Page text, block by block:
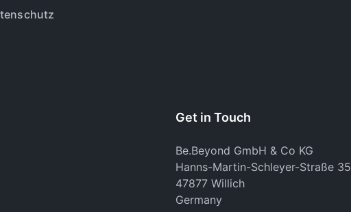
Get in Touch
Be.Beyond GmbH & Co KG
Hanns-Martin-Schleyer-Straße 35
47877 Willich
Germany